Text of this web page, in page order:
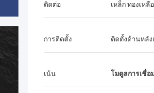
ติดต่อ เหล็ก ทองเหลื
การติดตั้ง ติดตั้งด้านหลั
เน้น โมดูลการเชื่อ